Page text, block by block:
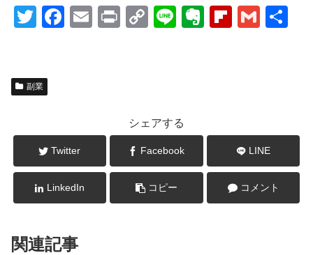
T
er
F
o
o
k
E
Pr C
n
k
Li
E
e
Fl
d
G
副業
シェアする
Twitter Facebook LINE
LinkedIn コピー コメント
関連記事